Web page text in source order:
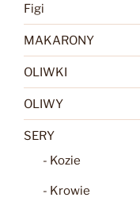
Figi
MAKARONY
OLIWKI
OLIWY
SERY
- Kozie
- Krowie